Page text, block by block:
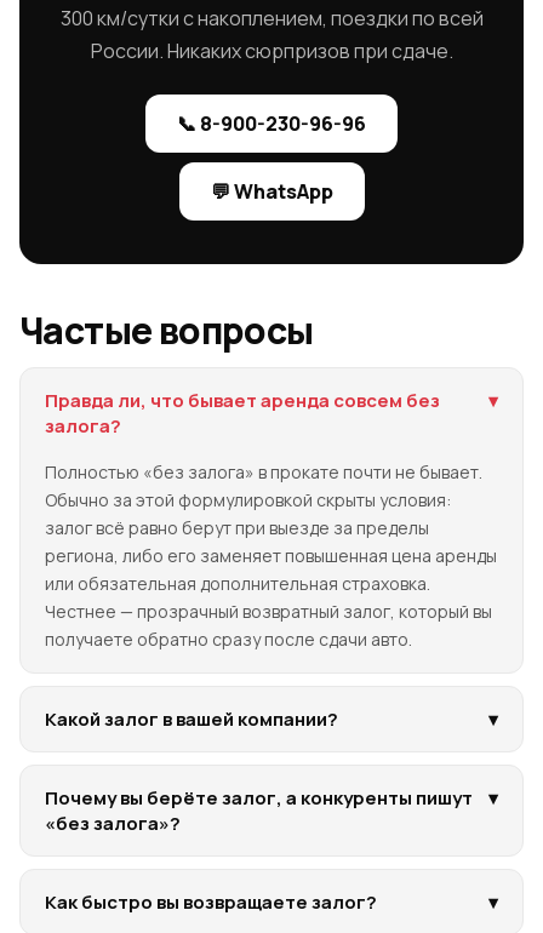
300 км/сутки с накоплением, поездки по всей
России. Никаких сюрпризов при сдаче.
📞 8-900-230-96-96
💬 WhatsApp
Частые вопросы
Правда ли, что бывает аренда совсем без
залога?
▾
Полностью «без залога» в прокате почти не бывает.
Обычно за этой формулировкой скрыты условия:
залог всё равно берут при выезде за пределы
региона, либо его заменяет повышенная цена аренды
или обязательная дополнительная страховка.
Честнее — прозрачный возвратный залог, который вы
получаете обратно сразу после сдачи авто.
Какой залог в вашей компании? ▾
Почему вы берёте залог, а конкуренты пишут
«без залога»?
▾
Как быстро вы возвращаете залог? ▾